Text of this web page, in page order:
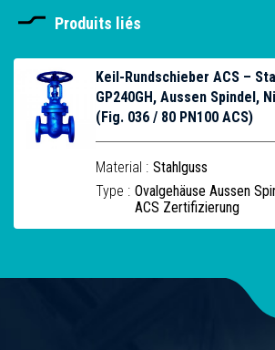
Produits liés
Keil-Rundschieber ACS –
GP240GH, Aussen Spindel,
(Fig. 036 / 80 PN100 ACS)
Material : Stahlguss
Type : Ovalgehäuse Aussen
ACS Zertifizierung